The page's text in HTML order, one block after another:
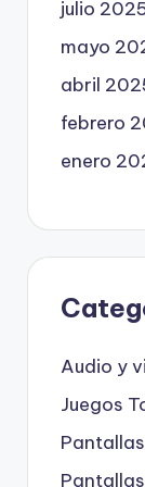
julio
mayo
abril
febrero
enero
Audio y
Juegos